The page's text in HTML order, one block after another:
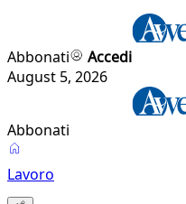
Abbonati
Accedi
August 5, 2026
Abbonati
Lavoro